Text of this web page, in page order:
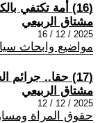
(16) أمة تكتفي بالكلام وغزة تباد
مشتاق الربيعي
2025 / 12 / 16
مواضيع وابحاث
(17) حقا.. جرائم الشرف بلا شرف
مشتاق الربيعي
2025 / 12 / 12
حقوق المراة